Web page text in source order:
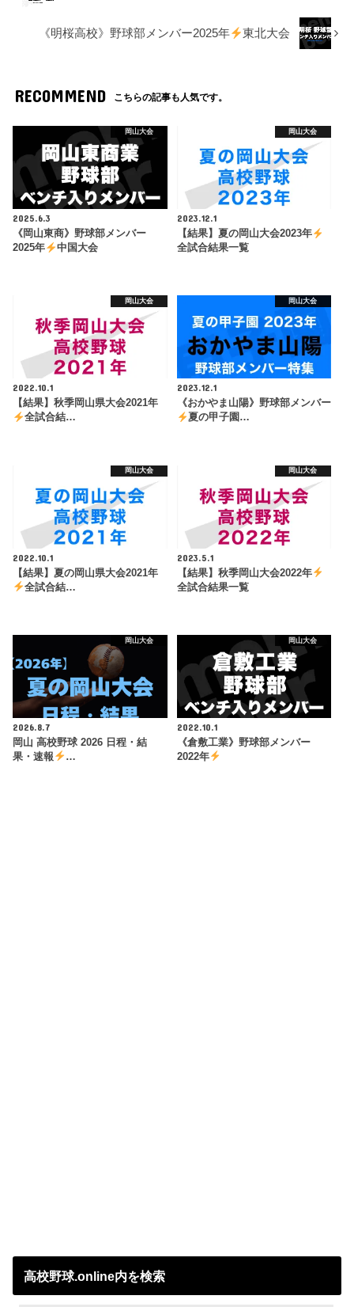
《明桜高校》野球部メンバー2025年 東北大会
RECOMMEND こちらの記事も人気です。
岡山大会
2025.6.3
《岡山東商》野球部メンバー
2025年
中国大会
岡山大会
2023.12.1
【結果】夏の岡山大会2023年
全試合結果一覧
岡山大会
2022.10.1
【結果】秋季岡山県大会2021年
全試合結…
岡山大会
2023.12.1
《おかやま山陽》野球部メンバー
夏の甲子園…
岡山大会
2022.10.1
【結果】夏の岡山県大会2021年
全試合結…
岡山大会
2023.5.1
【結果】秋季岡山大会2022年
全試合結果一覧
岡山大会
2026.8.7
岡山 高校野球 2026 日程・結
果・速報
…
岡山大会
2022.10.1
《倉敷工業》野球部メンバー
2022年
高校野球.online内を検索